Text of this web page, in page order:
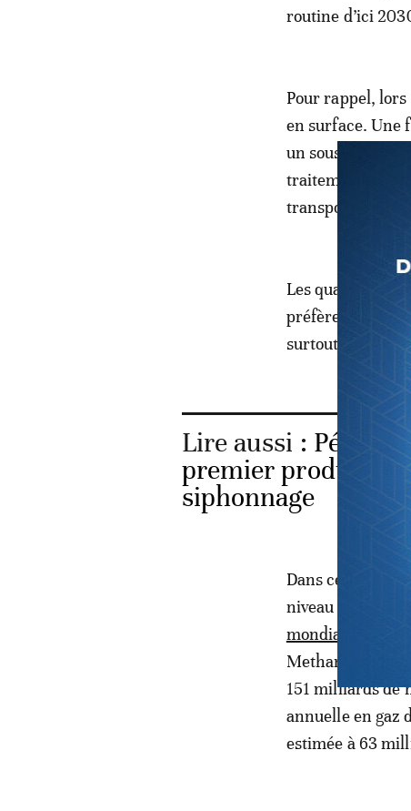
routine d’ici
Pour rappel,
en surface. Une
un sous-produit,
traitement
transport.
Les quantités de
préfèrent
surtout peu ou
Lire aussi :
premier
siphonnage
Dans certains
niveau mondial,
mondial pour la
Methane
151 milliards de
annuelle en gaz
estimée à 63